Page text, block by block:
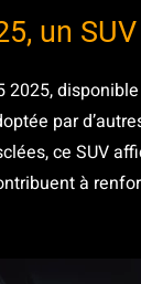
un
2025,
par
ce SUV
à